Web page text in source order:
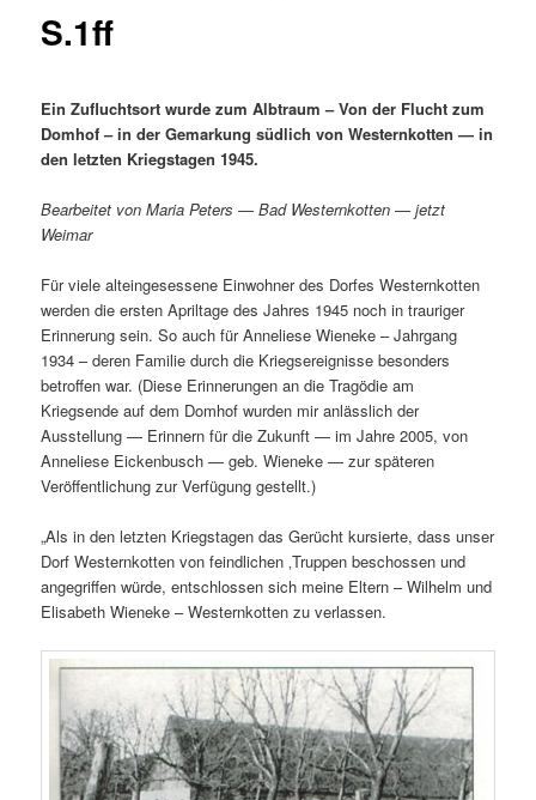
S.1ff
Ein Zufluchtsort wurde zum Albtraum – Von der Flucht zum
Domhof – in der Gemarkung südlich von Westernkotten — in
den letzten Kriegstagen 1945.
Bearbeitet von Maria Peters — Bad Westernkotten — jetzt
Weimar
Für viele alteingesessene Einwohner des Dorfes Westernkotten
werden die ersten Apriltage des Jahres 1945 noch in trauriger
Erinnerung sein. So auch für Anneliese Wieneke – Jahrgang
1934 – deren Familie durch die Kriegsereignisse besonders
betroffen war. (Diese Erinnerungen an die Tragödie am
Kriegsende auf dem Domhof wurden mir anlässlich der
Ausstellung — Erinnern für die Zukunft — im Jahre 2005, von
Anneliese Eickenbusch — geb. Wieneke — zur späteren
Veröffentlichung zur Verfügung gestellt.)
„Als in den letzten Kriegstagen das Gerücht kursierte, dass unser
Dorf Westernkotten von feindlichen ‚Truppen beschossen und
angegriffen würde, entschlossen sich meine Eltern – Wilhelm und
Elisabeth Wieneke – Westernkotten zu verlassen.